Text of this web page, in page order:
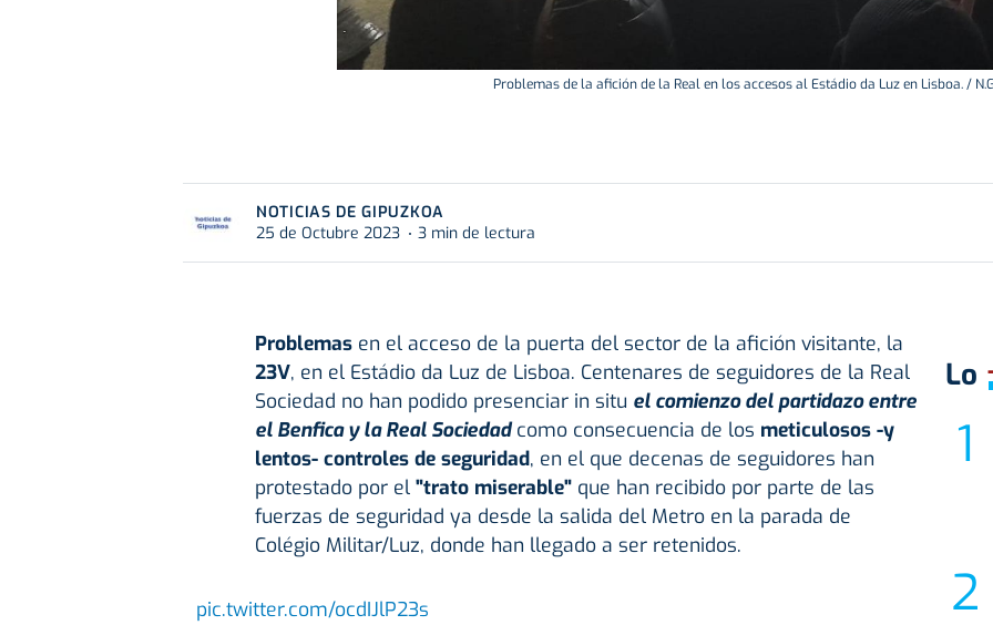
Problemas de la afición de la Real en los accesos al Estádio da Luz en Lisboa. /
NOTICIAS DE GIPUZKOA
25 de Octubre 2023
3 min de lectura
Problemasen el acceso de la puerta del sector de la afición visitante, la
23V, en el Estádio da Luz de Lisboa. Centenares de seguidores de la Real
Sociedad no han podido presenciar in situ el comienzo del partidazo entre
el Benfica y la Real Sociedadcomo consecuencia de los meticulosos -y
lentos- controles de seguridad, en el que decenas de seguidores han
protestado por el "trato miserable"que han recibido por parte de las
fuerzas de seguridad ya desde la salida del Metro en la parada de
Colégio Militar/Luz, donde han llegado a ser retenidos.
pic.twitter.com/ocdIJlP23s
Lo